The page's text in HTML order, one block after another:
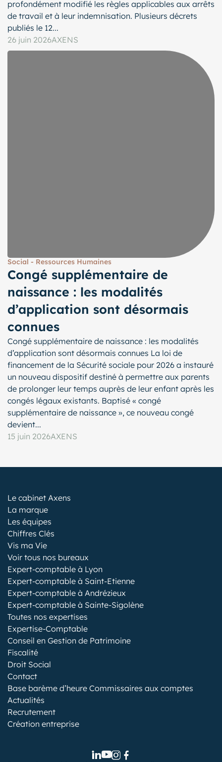
profondément modifié les règles applicables aux arrêts
de travail et à leur indemnisation. Plusieurs décrets
publiés le 12...
26 juin 2026AXENS
Social - Ressources Humaines
Congé supplémentaire de
naissance : les modalités
d’application sont désormais
connues
Congé supplémentaire de naissance : les modalités
d’application sont désormais connues La loi de
financement de la Sécurité sociale pour 2026 a instauré
un nouveau dispositif destiné à permettre aux parents
de prolonger leur temps auprès de leur enfant après les
congés légaux existants. Baptisé « congé
supplémentaire de naissance », ce nouveau congé
devient...
15 juin 2026AXENS
Le cabinet Axens
La marque
Les équipes
Chiffres Clés
Vis ma Vie
Voir tous nos bureaux
Expert-comptable à Lyon
Expert-comptable à Saint-Etienne
Expert-comptable à Andrézieux
Expert-comptable à Sainte-Sigolène
Toutes nos expertises
Expertise-Comptable
Conseil en Gestion de Patrimoine
Fiscalité
Droit Social
Contact
Base barème d’heure Commissaires aux comptes
Actualités
Recrutement
Création entreprise